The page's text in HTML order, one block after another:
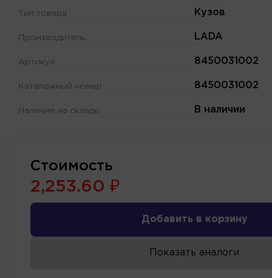
Тип товара Кузов
Производитель LADA
Артикул 8450031002
Каталожный номер 8450031002
Наличие на складе В наличии
Стоимость
2,253.60 ₽
Добавить в корзину
Показать аналоги